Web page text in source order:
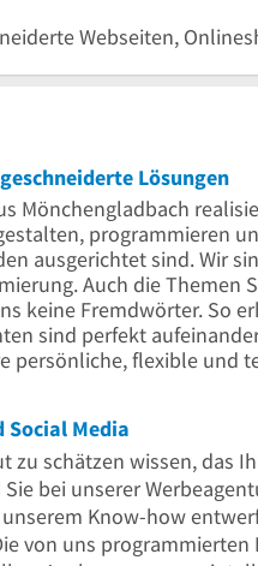
Webseiten,
Lösungen
Mönchengladbach
programmieren
ausgerichtet sind. Wir
Auch die Themen
keine Fremdwörter. So
sind perfekt
persönliche, flexible und
Social Media
zu schätzen wissen, das
bei unserer
Know-how
von uns